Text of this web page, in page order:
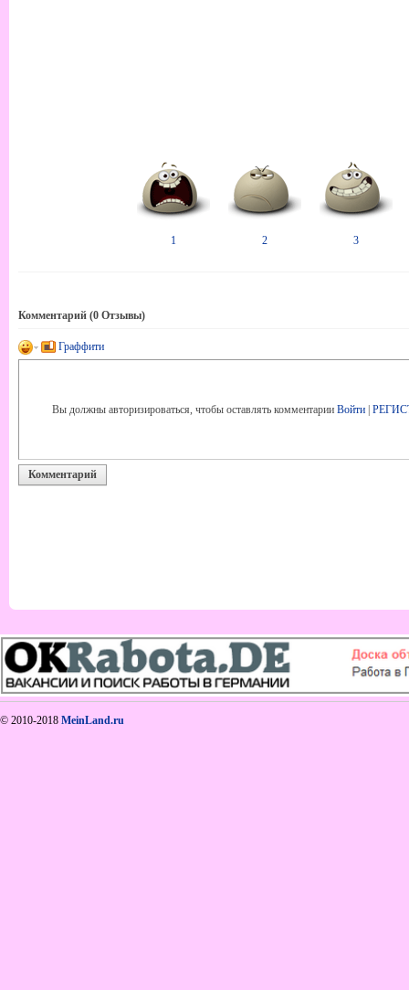
1 2 3
Комментарий (0 Отзывы)
Граффити
Вы должны авторизироваться, чтобы оставлять комментарии Войти|
Комментарий
© 2010-2018 MeinLand.ru